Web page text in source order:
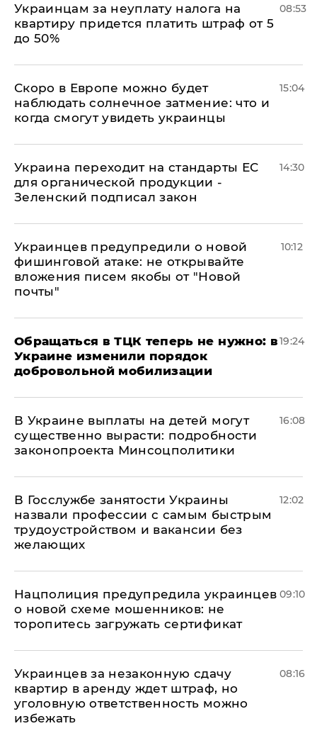
Украинцам за неуплату налога на
квартиру придется платить штраф от 5
до 50%
08:53
Скоро в Европе можно будет
наблюдать солнечное затмение: что и
когда смогут увидеть украинцы
15:04
Украина переходит на стандарты ЕС
для органической продукции -
Зеленский подписал закон
14:30
Украинцев предупредили о новой
фишинговой атаке: не открывайте
вложения писем якобы от "Новой
почты"
10:12
Обращаться в ТЦК теперь не нужно: в
Украине изменили порядок
добровольной мобилизации
19:24
В Украине выплаты на детей могут
существенно вырасти: подробности
законопроекта Минсоцполитики
16:08
В Госслужбе занятости Украины
назвали профессии с самым быстрым
трудоустройством и вакансии без
желающих
12:02
Нацполиция предупредила украинцев
о новой схеме мошенников: не
торопитесь загружать сертификат
09:10
Украинцев за незаконную сдачу
квартир в аренду ждет штраф, но
уголовную ответственность можно
избежать
08:16